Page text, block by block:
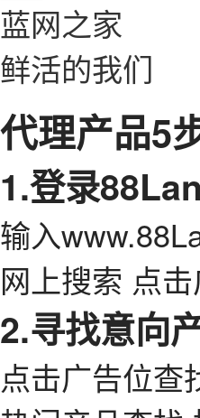
蓝网之家
鲜活的我们
代理产品5
1.登录
输入
网上搜索 点
2.寻找意向
点击广告位查